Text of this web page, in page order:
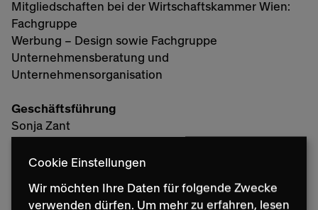
Mitgliedschaften bei der Wirtschaftskammer Wien:
Fachgruppe
Werbung – Design sowie Fachgruppe
Unternehmensberatung und
Unternehmensorganisation
Geschäftsführung
Sonja Zant
Erste Bank, BLZ 20111
Cookie Einstellungen
Wir möchten Ihre Daten für folgende Zwecke
verwenden dürfen. Um mehr zu erfahren, lesen